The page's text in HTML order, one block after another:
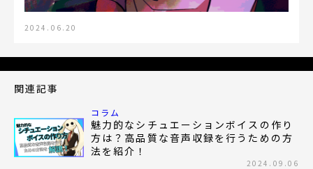
2024.06.20
関連記事
コラム
魅力的なシチュエーションボイスの作り
方は？高品質な音声収録を行うための方
法を紹介！
2024.09.06